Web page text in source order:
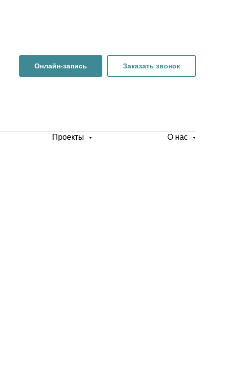
Онлайн-запись Заказать звонок
Проекты О нас